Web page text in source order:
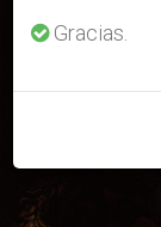
Gracias.